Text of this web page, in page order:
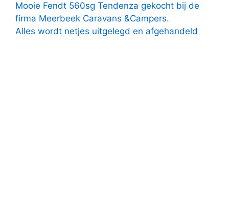
Mooie Fendt 560sg Tendenza gekocht bij de
firma Meerbeek Caravans &Campers.
Alles wordt netjes uitgelegd en afgehandeld